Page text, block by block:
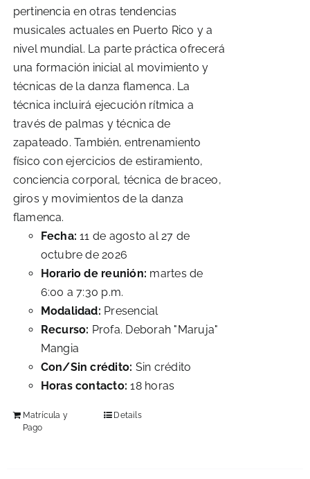
pertinencia en otras tendencias
musicales actuales en Puerto Rico y a
nivel mundial. La parte práctica ofrecerá
una formación inicial al movimiento y
técnicas de la danza flamenca. La
técnica incluirá ejecución rítmica a
través de palmas y técnica de
zapateado. También, entrenamiento
físico con ejercicios de estiramiento,
conciencia corporal, técnica de braceo,
giros y movimientos de la danza
flamenca.
Fecha:11 de agosto al 27 de
octubre de 2026
Horario de reunión: martes de
6:00 a 7:30 p.m.
Modalidad: Presencial
Recurso: Profa. Deborah "Maruja"
Mangia
Con/Sin crédito: Sin crédito
Horas contacto: 18 horas
Matrícula y
Pago
Details